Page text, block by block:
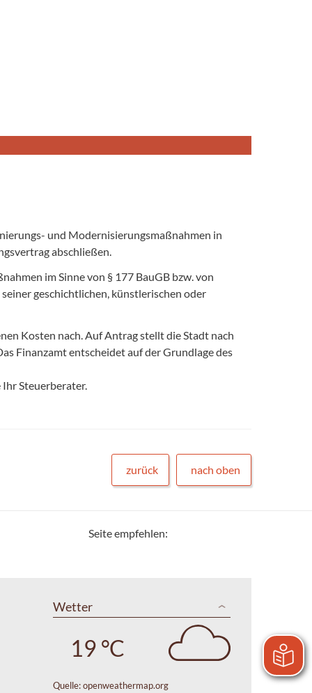
und Modernisierungsmaßnahmen in
abschließen.
im Sinne von § 177 BauGB bzw. von
geschichtlichen, künstlerischen oder
Kosten nach. Auf Antrag stellt die Stadt nach
Finanzamt entscheidet auf der Grundlage des
Ihr Steuerberater.
zurück nach oben
Seite empfehlen:
Wetter
19 °C
Quelle:openweathermap.org